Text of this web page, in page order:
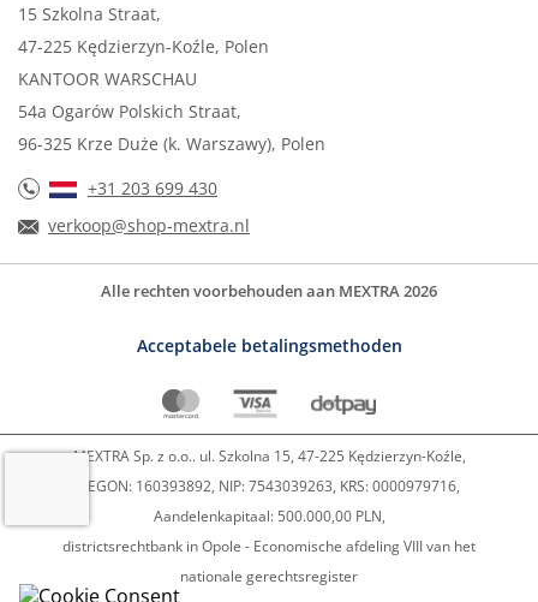
15 Szkolna Straat,
47-225 Kędzierzyn-Koźle, Polen
KANTOOR WARSCHAU
54a Ogarów Polskich Straat,
96-325 Krze Duże (k. Warszawy), Polen
+31 203 699 430
verkoop@shop-mextra.nl
Alle rechten voorbehouden aan MEXTRA 2026
Acceptabele betalingsmethoden
MEXTRA Sp. z o.o.. ul. Szkolna 15, 47-225 Kędzierzyn-Koźle,
REGON: 160393892, NIP: 7543039263, KRS: 0000979716,
Aandelenkapitaal: 500.000,00 PLN,
districtsrechtbank in Opole - Economische afdeling VIII van het
nationale gerechtsregister